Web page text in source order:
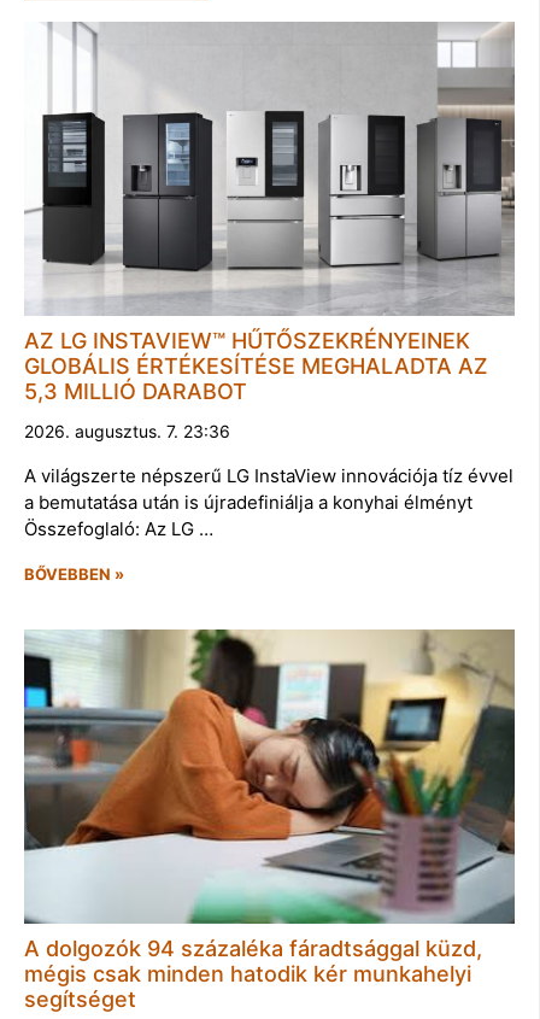
AZ LG INSTAVIEW™ HŰTŐSZEKRÉNYEINEK
GLOBÁLIS ÉRTÉKESÍTÉSE MEGHALADTA AZ
5,3 MILLIÓ DARABOT
2026. augusztus. 7. 23:36
A világszerte népszerű LG InstaView innovációja tíz évvel
a bemutatása után is újradefiniálja a konyhai élményt
Összefoglaló: Az LG …
BŐVEBBEN »
A dolgozók 94 százaléka fáradtsággal küzd,
mégis csak minden hatodik kér munkahelyi
segítséget